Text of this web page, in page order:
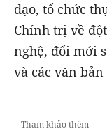
đạo, tổ chức
Chính trị về
nghệ, đổi mới
và các văn
Tham khảo thêm